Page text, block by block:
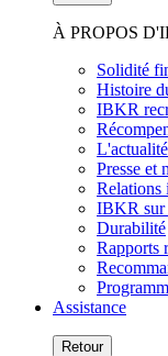
À PROPOS
Solidité
Histoire
IBKR
Presse et
Relations
IBKR sur
Durabilité
Rapports
Assistance
Retour